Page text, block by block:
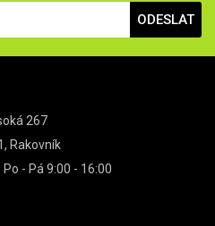
ODESLAT
267
Rakovník
- Pá 9:00 - 16:00